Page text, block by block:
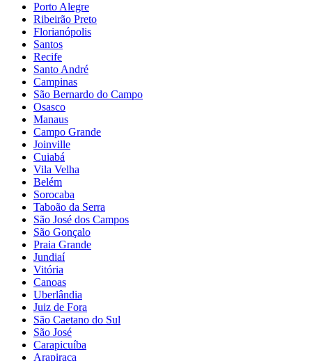
Porto Alegre
Ribeirão Preto
Florianópolis
Santos
Recife
Santo André
Campinas
São Bernardo do Campo
Osasco
Manaus
Campo Grande
Joinville
Cuiabá
Vila Velha
Belém
Sorocaba
Taboão da Serra
São José dos Campos
São Gonçalo
Praia Grande
Jundiaí
Vitória
Canoas
Uberlândia
Juiz de Fora
São Caetano do Sul
São José
Carapicuíba
Arapiraca